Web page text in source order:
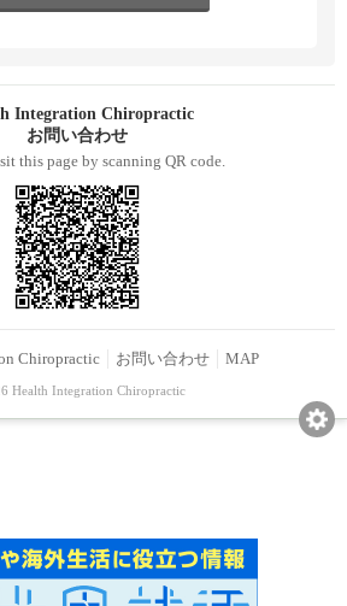
Integration Chiropractic
お問い合わせ
this page by scanning QR code.
Chiropractic お問い合わせ MAP
Health Integration Chiropractic